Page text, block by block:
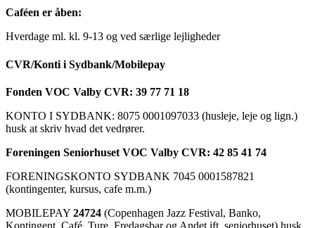
Caféen er åben:
Hverdage ml. kl. 9-13 og ved særlige lejligheder
CVR/Konti i Sydbank/Mobilepay
Fonden VOC Valby CVR: 39 77 71 18
KONTO I SYDBANK: 8075 0001097033 (husleje, leje og lign.)
husk at skriv hvad det vedrører.
Foreningen Seniorhuset VOC Valby CVR: 42 85 41 74
FORENINGSKONTO SYDBANK 7045 0001587821
(kontingenter, kursus, cafe m.m.)
MOBILEPAY 24724 (Copenhagen Jazz Festival, Banko,
Kontingent, Café, Ture, Fredagsbar og Andet ift. seniorhuset) husk